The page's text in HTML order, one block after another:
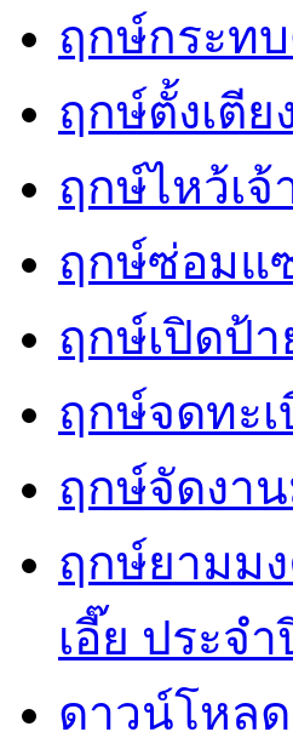
ฤกษ์กระท
ฤกษ์ตั้งเตีย
ฤกษ์ไหว้เจ้
ฤกษ์ซ่อมแ
ฤกษ์เปิดป้
ฤกษ์จดทะ
ฤกษ์จัดงา
ฤกษ์ยามม
เอี๊ย ประจำ
ดาวน์โหล